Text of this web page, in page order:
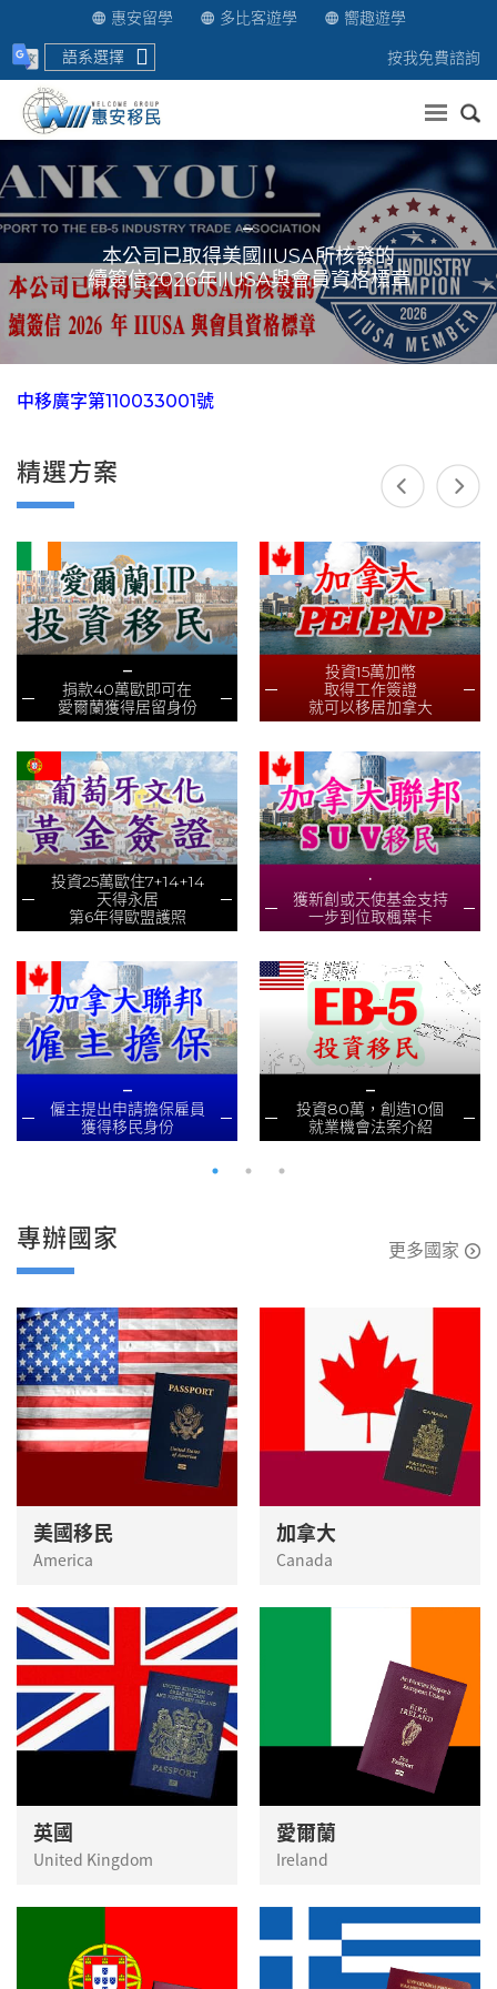
惠安留學 多比客遊學
嚮趣遊學
語系選擇
按我免費諮詢
送出
_
本公司已取得美國IIUSA所核發的
續簽信2026年IIUSA與會員資格標章
中移廣字第110033001號
精選方案
捐款40萬歐即可在
愛爾蘭獲得居留身份
_
投資25萬歐住7+14+14
天得永居
第6年得歐盟護照
_
僱主提出申請擔保雇員
獲得移民身份
.
投資15萬加幣
取得工作簽證
就可以移居加拿大
.
獲新創或天使基金支持
一步到位取楓葉卡
_
投資80萬，創造10個
就業機會法案介紹
專辦國家 更多國家
美國移民
America
加拿大
Canada
英國
United Kingdom
愛爾蘭
Ireland